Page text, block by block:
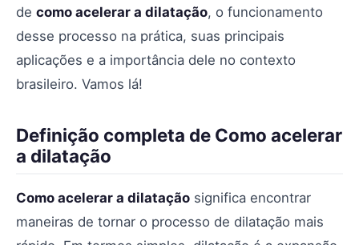
de como acelerar a dilatação, o funcionamento
desse processo na prática, suas principais
aplicações e a importância dele no contexto
brasileiro. Vamos lá!
Definição completa de Como acelerar
a dilatação
Como acelerar a dilatação significa encontrar
maneiras de tornar o processo de dilatação mais